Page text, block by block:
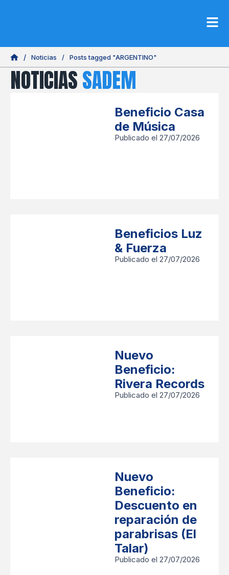
Noticias / Posts tagged "ARGENTINO"
NOTICIASSADEM
Beneficio Casa
de Música
Publicado el 27/07/2026
Beneficios Luz
& Fuerza
Publicado el 27/07/2026
Nuevo
Beneficio:
Rivera Records
Publicado el 27/07/2026
Nuevo
Beneficio:
Descuento en
reparación de
parabrisas (El
Talar)
Publicado el 27/07/2026